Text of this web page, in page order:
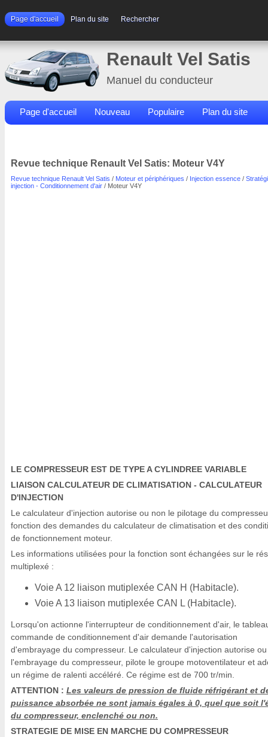
Page d'accueil Plan du site Rechercher
Renault Vel Satis
Manuel du conducteur
Page d'accueil Nouveau Populaire Plan du site
Revue technique Renault Vel Satis: Moteur V4Y
Revue technique Renault Vel Satis / Moteur et périphériques / Injection essence /
injection - Conditionnement d'air / Moteur V4Y
LE COMPRESSEUR EST DE TYPE A CYLINDREE VARIABLE
LIAISON CALCULATEUR DE CLIMATISATION - CALCULATEUR
D'INJECTION
Le calculateur d'injection autorise ou non le pilotage du
fonction des demandes du calculateur de climatisation et des
de fonctionnement moteur.
Les informations utilisées pour la fonction sont échangées sur le
multiplexé :
Voie A 12 liaison mutiplexée CAN H (Habitacle).
Voie A 13 liaison mutiplexée CAN L (Habitacle).
Lorsqu'on actionne l'interrupteur de conditionnement d'air, le
commande de conditionnement d'air demande l'autorisation
d'embrayage du compresseur. Le calculateur d'injection autorise
l'embrayage du compresseur, pilote le groupe motoventilateur et
un régime de ralenti accéléré. Ce régime est de 700 tr/min.
ATTENTION : Les valeurs de pression de fluide réfrigérant et
puissance absorbée ne sont jamais égales à 0, quel que soit
du compresseur, enclenché ou non.
STRATEGIE DE MISE EN MARCHE DU COMPRESSEUR